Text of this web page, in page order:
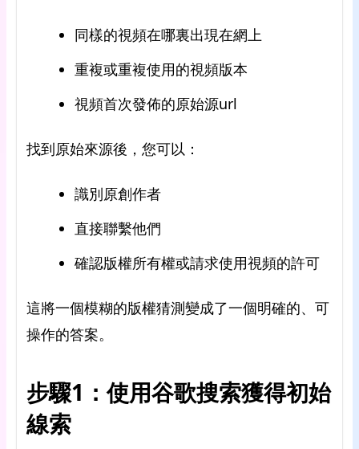
同樣的視頻在哪裏出現在網上
重複或重複使用的視頻版本
視頻首次發佈的原始源url
找到原始來源後，您可以：
識別原創作者
直接聯繫他們
確認版權所有權或請求使用視頻的許可
這將一個模糊的版權猜測變成了一個明確的、可
操作的答案。
步驟1：使用谷歌搜索獲得初始
線索